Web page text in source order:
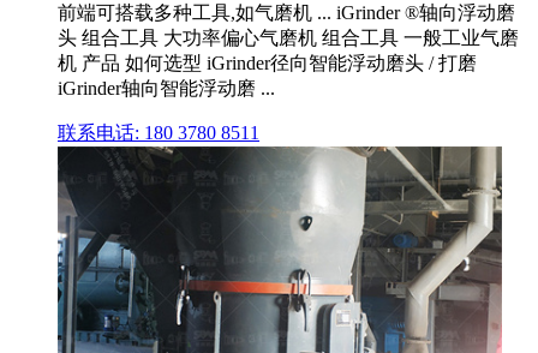
前端可搭载多种工具,如气磨机 ... iGrinder ®轴向浮动磨
头 组合工具 大功率偏心气磨机 组合工具 一般工业气磨
机 产品 如何选型 iGrinder径向智能浮动磨头 / 打磨
iGrinder轴向智能浮动磨 ...
联系电话: 180 3780 8511